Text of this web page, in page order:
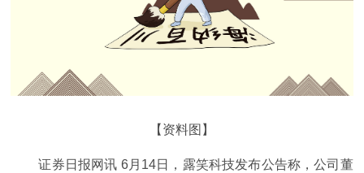
【资料图】
证券日报网讯 6月14日，露笑科技发布公告称，公司董